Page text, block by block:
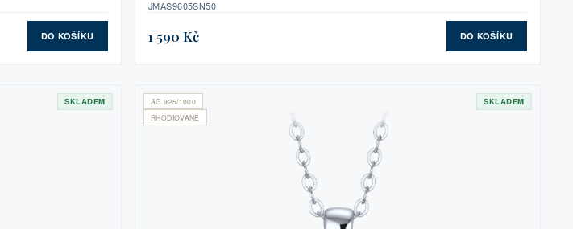
DO KOŠÍKU
JMAS9605SN50
1 590 Kč DO KOŠÍKU
SKLADEM
AG 925/1000
RHODIOVANÉ
SKLADEM